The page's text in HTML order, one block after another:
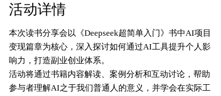
活动详情
本次读书分享会以《Deepseek超简单入门》书中AI项目
变现篇章为核心，深入探讨如何通过AI工具提升个人影
响力，打造副业创业体系。
活动将通过书籍内容解读、案例分析和互动讨论，帮助
参与者理解AI之于我们普通人的意义，并学会在实际工